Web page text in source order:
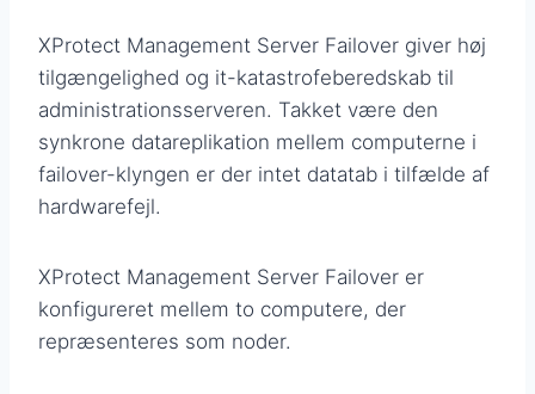
XProtect Management Server Failover giver høj
tilgængelighed og it-katastrofeberedskab til
administrationsserveren. Takket være den
synkrone datareplikation mellem computerne i
failover-klyngen er der intet datatab i tilfælde af
hardwarefejl.
XProtect Management Server Failover er
konfigureret mellem to computere, der
repræsenteres som noder.